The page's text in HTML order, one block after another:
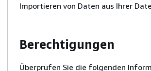
Importieren von Daten aus Ihrer
Berechtigungen
Überprüfen Sie die folgenden